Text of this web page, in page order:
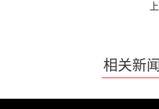
相关新闻